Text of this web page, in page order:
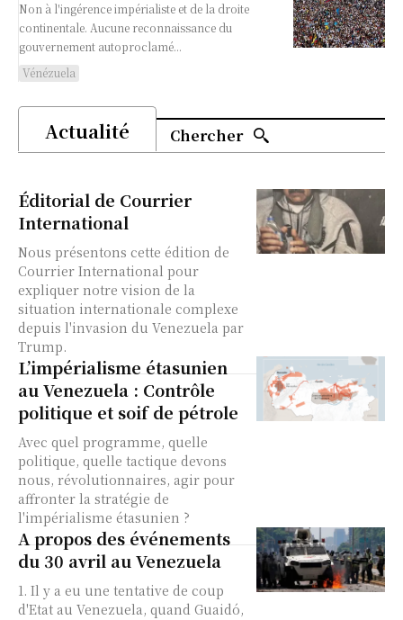
Non à l'ingérence impérialiste et de la droite
continentale. Aucune reconnaissance du
gouvernement autoproclamé...
Vénézuela
Actualité Chercher
Éditorial de Courrier
International
Nous présentons cette édition de
Courrier International pour
expliquer notre vision de la
situation internationale complexe
depuis l'invasion du Venezuela par
Trump.
L’impérialisme étasunien
au Venezuela : Contrôle
politique et soif de pétrole
Avec quel programme, quelle
politique, quelle tactique devons
nous, révolutionnaires, agir pour
affronter la stratégie de
l'impérialisme étasunien ?
A propos des événements
du 30 avril au Venezuela
1. Il y a eu une tentative de coup
d'Etat au Venezuela, quand Guaidó,